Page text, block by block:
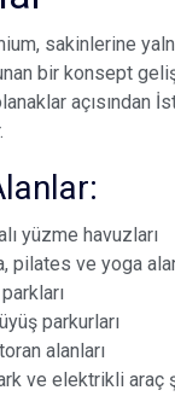
sakinlerine
bir konsept
açısından
yüzme havuzları
pilates ve yoga
parkurları
alanları
ve elektrikli araç